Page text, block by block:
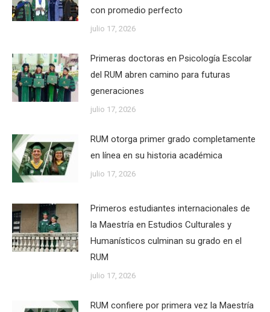
con promedio perfecto
julio 17, 2026
Primeras doctoras en Psicología Escolar
del RUM abren camino para futuras
generaciones
julio 17, 2026
RUM otorga primer grado completamente
en línea en su historia académica
julio 17, 2026
Primeros estudiantes internacionales de
la Maestría en Estudios Culturales y
Humanísticos culminan su grado en el
RUM
julio 17, 2026
RUM confiere por primera vez la Maestría